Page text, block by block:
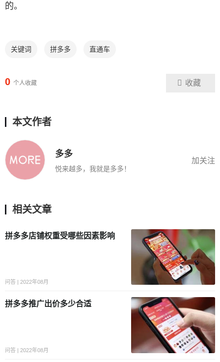
的。
关键词 拼多多 直通车
0 个人收藏 收藏
本文作者
多多
悦来越多，我就是多多！
加关注
相关文章
拼多多店铺权重受哪些因素影响
问答 | 2022年08月
拼多多推广出价多少合适
问答 | 2022年08月